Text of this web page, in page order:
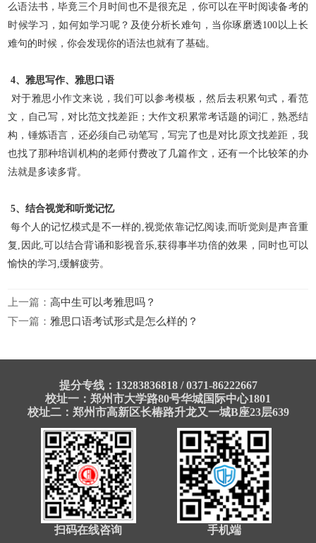
么语法书，毕竟三个月时间也不是很充足，你可以在平时阅读备考的
时候学习，如何如学习呢？及使分析长难句，当你琢磨透100以上长
难句的时候，你会发现你的语法也就有了基础。
4、雅思写作、雅思口语
对于雅思小作文来说，我们可以参考模板，然后去积累句式，看范
文，自己写，对比范文找差距；大作文积累常考话题的词汇，熟悉结
构，锤炼语言，还必须自己动笔写，写完了也是对比原文找差距，我
也找了那种培训机构的老师付费改了几篇作文，还有一个比较笨的办
法就是多读多背。
5、结合视觉和听觉记忆
每个人的记忆模式是不一样的,视觉依靠记忆阅读,而听觉则是声音重
复,因此,可以结合背诵和影视音乐,获得事半功倍的效果，同时也可以
愉快的学习,缓解疲劳。
上一篇：高中生可以考雅思吗？
下一篇： 雅思口语考试形式是怎么样的？
提分专线：13283836818 / 0371-86222667
校址一：郑州市大学路80号华城国际中心1801
校址二：郑州市高新区长椿路升龙又一城B座23层639
扫码在线咨询 手机端